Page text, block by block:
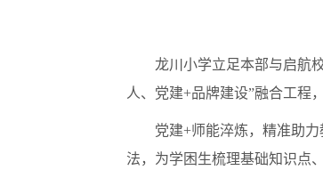
龙川小学立足本部与启航
人、党建+品牌建设”融合工程
党建+师能淬炼，精准助
法，为学困生梳理基础知识点